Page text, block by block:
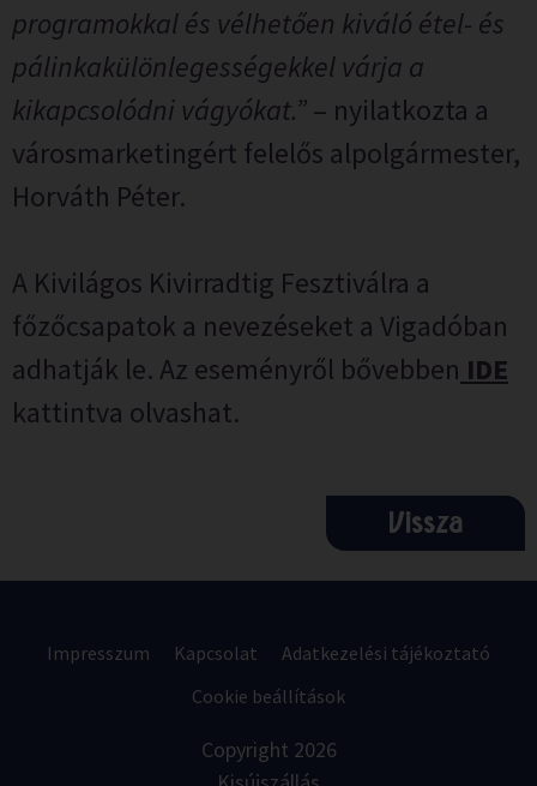
programokkal és vélhetően kiváló étel- és
pálinkakülönlegességekkel várja a
kikapcsolódni vágyókat.”– nyilatkozta a
városmarketingért felelős alpolgármester,
Horváth Péter.
A Kivilágos Kivirradtig Fesztiválra a
főzőcsapatok a nevezéseket a Vigadóban
adhatják le. Az eseményről bővebben IDE
kattintva olvashat.
Vissza
Impresszum Kapcsolat
Adatkezelési tájékoztató
Cookie beállítások
Copyright 2026